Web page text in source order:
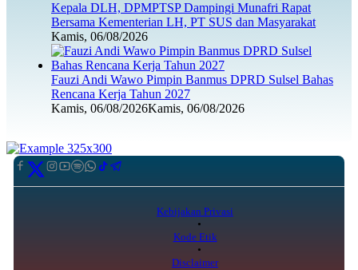
Kepala DLH, DPMPTSP Dampingi Munafri Rapat
Bersama Kementerian LH, PT SUS dan Masyarakat
Kamis, 06/08/2026
Fauzi Andi Wawo Pimpin Banmus DPRD Sulsel Bahas
Rencana Kerja Tahun 2027
Kamis, 06/08/2026Kamis, 06/08/2026
Kebijakan Privasi
Kode Etik
Disclaimer